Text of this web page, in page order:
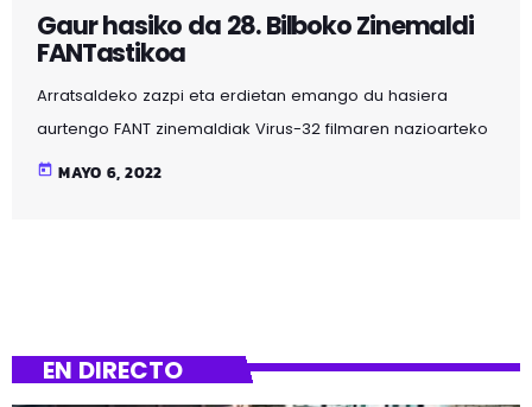
Gaur hasiko da 28. Bilboko Zinemaldi
FANTastikoa
Arratsaldeko zazpi eta erdietan emango du hasiera
aurtengo FANT zinemaldiak Virus-32 filmaren nazioarteko
estreinaldiarekin batera, proiekzioa Campos Elíseos
larunbatean, hilak 14, bukatuz pelikula irabazleen
today MAYO 6, 2022
EN DIRECTO